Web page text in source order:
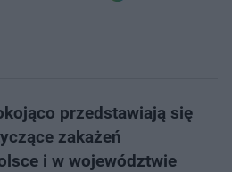
przedstawiają się
zakażeń
i w województwie